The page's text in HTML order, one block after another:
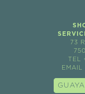
73
TEL
EMAIL